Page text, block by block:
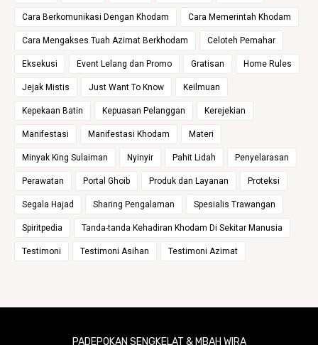
Cara Berkomunikasi Dengan Khodam Cara Memerintah Khodam
Cara Mengakses Tuah Azimat Berkhodam Celoteh Pemahar
Eksekusi Event Lelang dan Promo Gratisan Home Rules
Jejak Mistis Just Want To Know Keilmuan
Kepekaan Batin Kepuasan Pelanggan Kerejekian
Manifestasi Manifestasi Khodam Materi
Minyak King Sulaiman Nyinyir Pahit Lidah Penyelarasan
Perawatan Portal Ghoib Produk dan Layanan Proteksi
Segala Hajad Sharing Pengalaman Spesialis Trawangan
Spiritpedia Tanda-tanda Kehadiran Khodam Di Sekitar Manusia
Testimoni Testimoni Asihan Testimoni Azimat
PADEPOKAN SENGKELAT & MBAH WIRA